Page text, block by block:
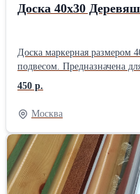
Доска 40х30
Доска маркерная размером
подвесом. Предназначена
меню специальными
закрепить на стене или
офисе, дома или в
450 р.
Москва